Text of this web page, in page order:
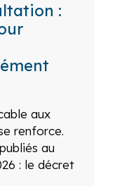
:
aux
renforce.
au
: le décret